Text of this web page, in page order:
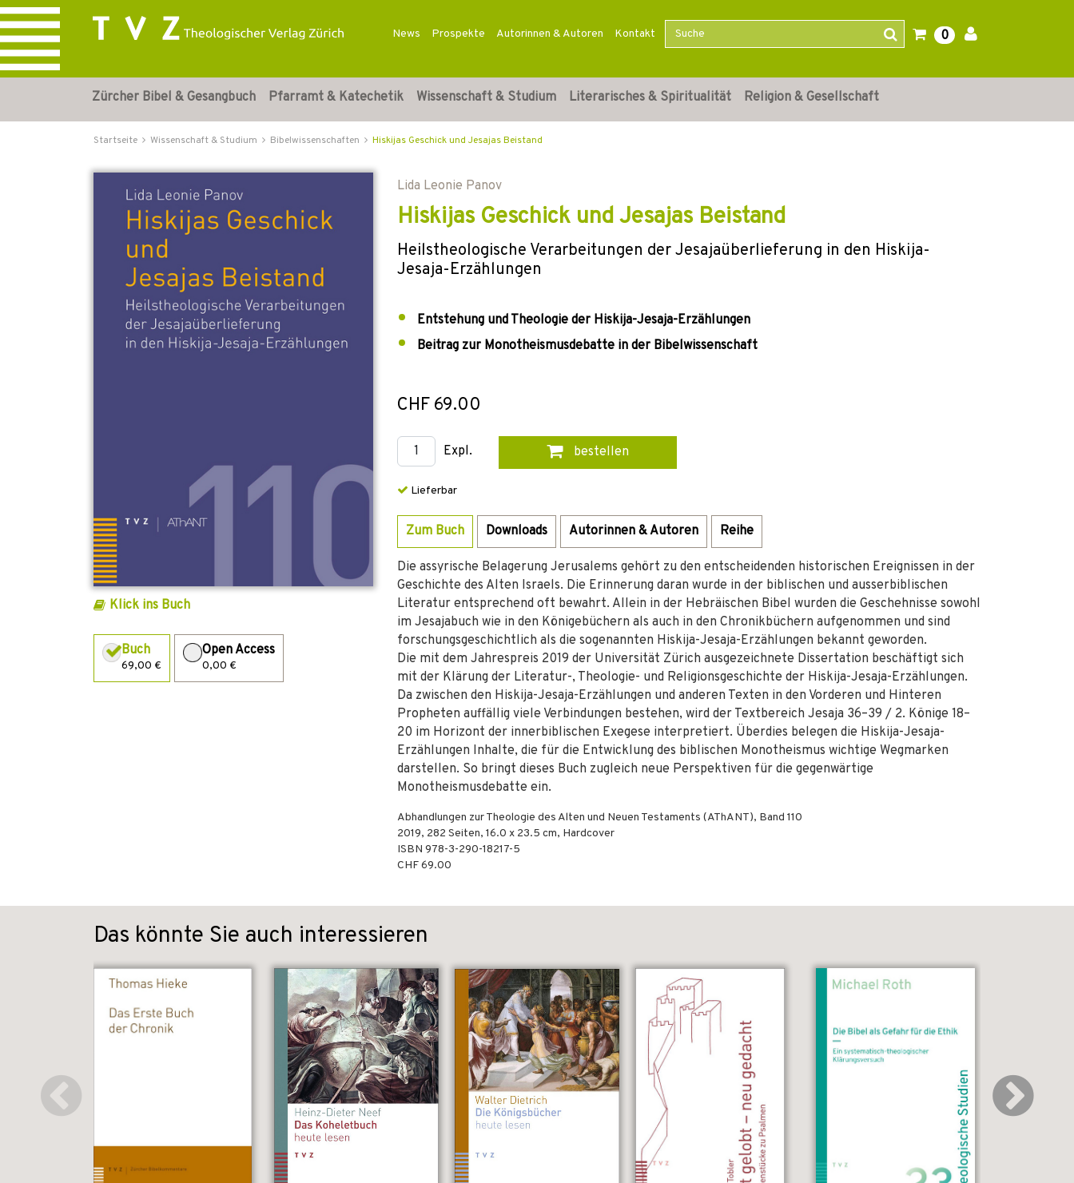
News Prospekte Autorinnen & Autoren Kontakt 0
Zürcher Bibel & Gesangbuch Pfarramt & Katechetik Wissenschaft & Studium Literarisches & Spiritualität Religion & Gesellschaft
Startseite Wissenschaft & Studium Bibelwissenschaften Hiskijas Geschick und Jesajas Beistand
Klick ins Buch
Buch
69,00 €
Open Access
0,00 €
Lida Leonie Panov
Hiskijas Geschick und Jesajas Beistand
Heilstheologische Verarbeitungen der Jesajaüberlieferung in den Hiskija-
Jesaja-Erzählungen
Entstehung und Theologie der Hiskija-Jesaja-Erzählungen
Beitrag zur Monotheismusdebatte in der Bibelwissenschaft
CHF 69.00
Expl. bestellen
Lieferbar
Zum Buch Downloads Autorinnen & Autoren Reihe
Die assyrische Belagerung Jerusalems gehört zu den entscheidenden historischen Ereignissen in der
Geschichte des Alten Israels. Die Erinnerung daran wurde in der biblischen und ausserbiblischen
Literatur entsprechend oft bewahrt. Allein in der Hebräischen Bibel wurden die Geschehnisse sowohl
im Jesajabuch wie in den Königebüchern als auch in den Chronikbüchern aufgenommen und sind
forschungsgeschichtlich als die sogenannten Hiskija-Jesaja-Erzählungen bekannt geworden.
Die mit dem Jahrespreis 2019 der Universität Zürich ausgezeichnete Dissertation beschäftigt sich
mit der Klärung der Literatur-, Theologie- und Religionsgeschichte der Hiskija-Jesaja-Erzählungen.
Da zwischen den Hiskija-Jesaja-Erzählungen und anderen Texten in den Vorderen und Hinteren
Propheten auffällig viele Verbindungen bestehen, wird der Textbereich Jesaja 36–39 / 2. Könige 18–
20 im Horizont der innerbiblischen Exegese interpretiert. Überdies belegen die Hiskija-Jesaja-
Erzählungen Inhalte, die für die Entwicklung des biblischen Monotheismus wichtige Wegmarken
darstellen. So bringt dieses Buch zugleich neue Perspektiven für die gegenwärtige
Monotheismusdebatte ein.
Abhandlungen zur Theologie des Alten und Neuen Testaments (AThANT), Band 110
2019, 282 Seiten, 16.0 x 23.5 cm, Hardcover
ISBN 978-3-290-18217-5
CHF 69.00
Das könnte Sie auch interessieren